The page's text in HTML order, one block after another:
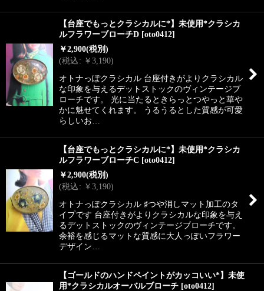
【台座でもっとクラシカルに*】未使用*クラシカ
ルフラワーブローチD [oto0412]
￥2,900(税別)
(税込: ￥3,190)
オトナっぽクラシカル 台座付きがよりクラシカル
な印象を与えるデットストックのヴィンテージブ
ローチです。 光に当たるときらっとつやっと華や
かに魅せてくれます。 うるうるとした質感が可愛
らしいお…
【台座でもっとクラシカルに*】未使用*クラシカ
ルフラワーブローチC [oto0412]
￥2,900(税別)
(税込: ￥3,190)
オトナっぽクラシカル ♯つや消しマット加工のタ
イプです 台座付きがよりクラシカルな印象を与え
るデットストックのヴィンテージブローチです。
余裕を感じるマットな質感に大人っぽいフラワー
デザイン…
【ゴールドのハンドペイントがカッコいい*】未使
用*クラシカルオーバルブローチ [oto0412]